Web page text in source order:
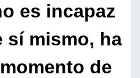
es incapaz
sí mismo, ha
de